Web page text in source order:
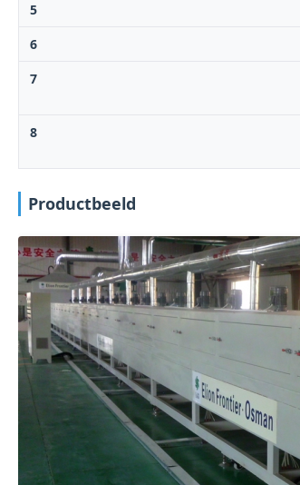
5
6
7
8
Productbeeld